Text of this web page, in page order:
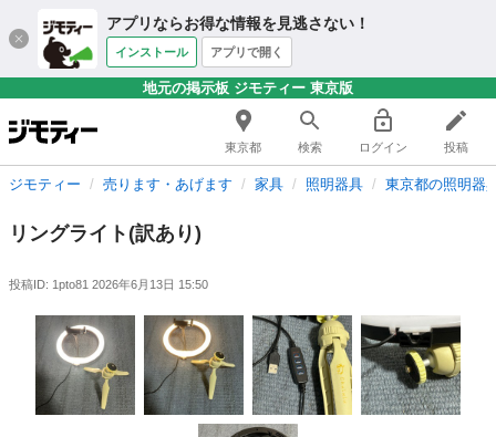
アプリならお得な情報を見逃さない！
インストール アプリで開く
地元の掲示板 ジモティー 東京版
東京都 検索 ログイン 投稿
ジモティー 売ります・あげます 家具 照明器具 東京都の照明器
リングライト(訳あり)
投稿ID: 1pto81 2026年6月13日 15:50